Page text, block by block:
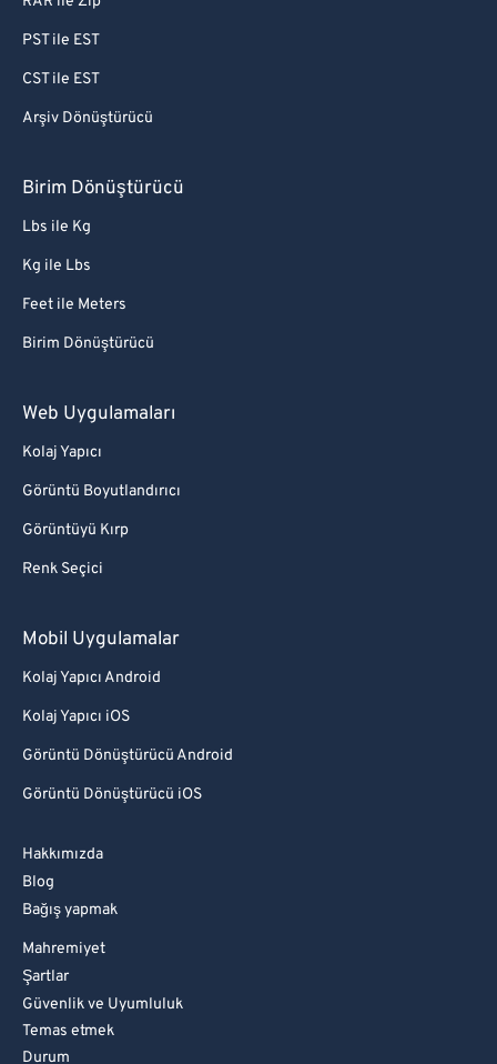
PST ile EST
CST ile EST
Arşiv Dönüştürücü
Birim Dönüştürücü
Lbs ile Kg
Kg ile Lbs
Feet ile Meters
Birim Dönüştürücü
Web Uygulamaları
Kolaj Yapıcı
Görüntü Boyutlandırıcı
Görüntüyü Kırp
Renk Seçici
Mobil Uygulamalar
Kolaj Yapıcı Android
Kolaj Yapıcı iOS
Görüntü Dönüştürücü Android
Görüntü Dönüştürücü iOS
Hakkımızda
Blog
Bağış yapmak
Mahremiyet
Şartlar
Güvenlik ve Uyumluluk
Temas etmek
Durum